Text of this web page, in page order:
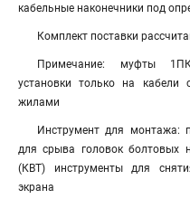
кабельные наконечники под
Комплект поставки
Примечание: муфты
установки только на
жилами
Инструмент для монтажа:
для срыва головок болтовых
(КВТ) инструменты для
экрана